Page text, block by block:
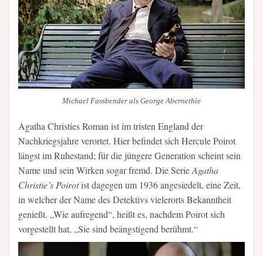
Michael Fassbender als George Abernethie
Agatha Christies Roman ist im tristen England der
Nachkriegsjahre verortet. Hier befindet sich Hercule Poirot
längst im Ruhestand; für die jüngere Generation scheint sein
Name und sein Wirken sogar fremd. Die SerieAgatha
Christie’s Poirotist dagegen um 1936 angesiedelt, eine Zeit,
in welcher der Name des Detektivs vielerorts Bekanntheit
genießt. „Wie aufregend“, heißt es, nachdem Poirot sich
vorgestellt hat, „Sie sind beängstigend berühmt.“